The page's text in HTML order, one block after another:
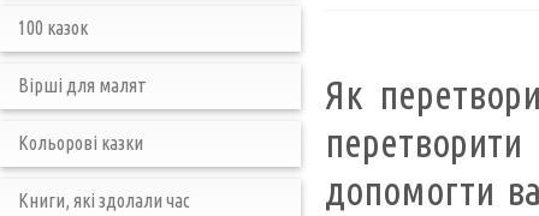
Як
допомогти
100 казок
Вірші для малят
Кольорові казки
Книги, які здолали час